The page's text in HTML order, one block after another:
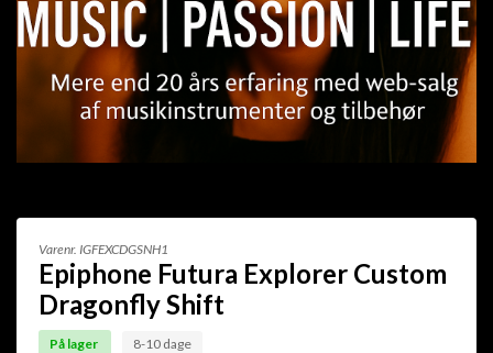
Varenr. IGFEXCDGSNH1
Epiphone Futura Explorer Custom
Dragonfly Shift
På lager 8-10 dage